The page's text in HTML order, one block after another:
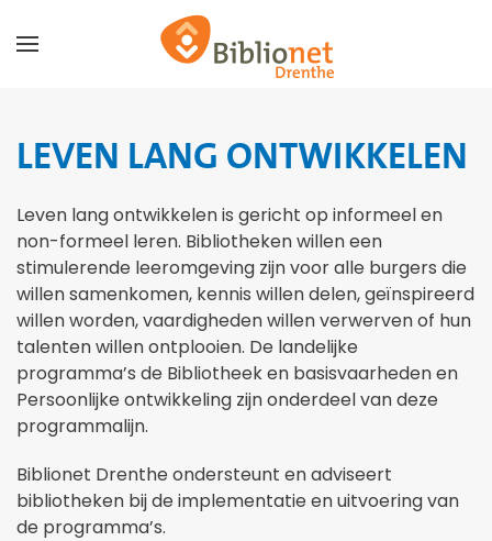
LEVEN LANG ONTWIKKELEN
Leven lang ontwikkelen is gericht op informeel en
non-formeel leren. Bibliotheken willen een
stimulerende leeromgeving zijn voor alle burgers die
willen samenkomen, kennis willen delen, geïnspireerd
willen worden, vaardigheden willen verwerven of hun
talenten willen ontplooien. De landelijke
programma’s de Bibliotheek en basisvaarheden en
Persoonlijke ontwikkeling zijn onderdeel van deze
programmalijn.
Biblionet Drenthe ondersteunt en adviseert
bibliotheken bij de implementatie en uitvoering van
de programma’s.